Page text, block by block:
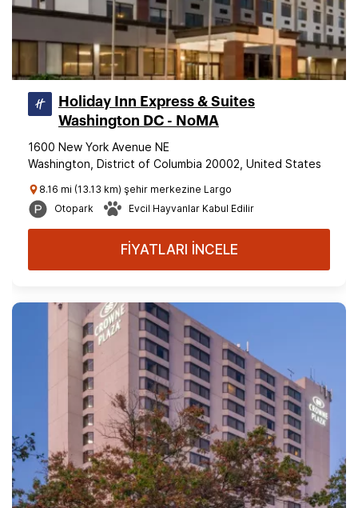
Holiday Inn Express & Suites
Washington DC - NoMA
1600 New York Avenue NE
Washington, District of Columbia 20002, United States
8.16 mi (13.13 km) şehir merkezine Largo
Otopark
Evcil Hayvanlar Kabul Edilir
FİYATLARI İNCELE